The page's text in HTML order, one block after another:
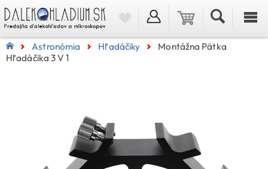
Astronómia Hľadáčiky
Montážna Pätka
Hľadáčika 3 V 1